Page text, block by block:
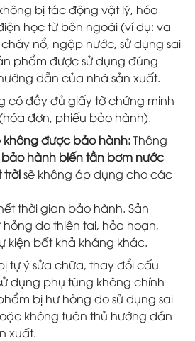
bị tác động vật lý, hóa
học từ bên ngoài (ví dụ: va
nổ, ngập nước, sử dụng sai
phẩm được sử dụng đúng
dẫn của nhà sản xuất.
có đầy đủ giấy tờ chứng minh
đơn, phiếu bảo hành).
được bảo hành:Thông
bảo hành biến tần bơm nước
trờisẽ không áp dụng cho các
thời gian bảo hành. Sản
do thiên tai, hỏa hoạn,
kiện bất khả kháng khác.
tự ý sửa chữa, thay đổi cấu
dụng phụ tùng không chính
bị hư hỏng do sử dụng sai
không tuân thủ hướng dẫn
xuất.